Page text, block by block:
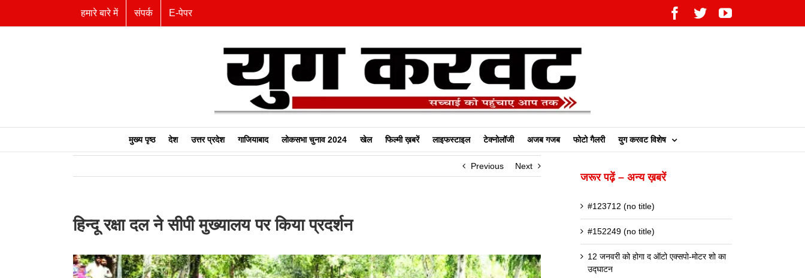
हमारे बारे में संपर्क E-पेपर Facebook
TwitterYouTube
मुख्य पृष्ठ देश उत्तर प्रदेश गाजियाबाद लोकसभा चुनाव 2024 खेल फिल्‍मी ख़बरें लाइफस्टाइल टेक्नोलॉजी अजब गजब फोटो गैलरी युग करवट विशेष
Previous Next
हिन्दू रक्षा दल ने सीपी मुख्यालय पर किया प्रदर्शन
View
Larger
जरूर पढ़ें – अन्य ख़बरें
#123712 (no title)
#152249 (no title)
12 जनवरी को होगा द ऑटो एक्सपो-मोटर शो का
उद्घाटन